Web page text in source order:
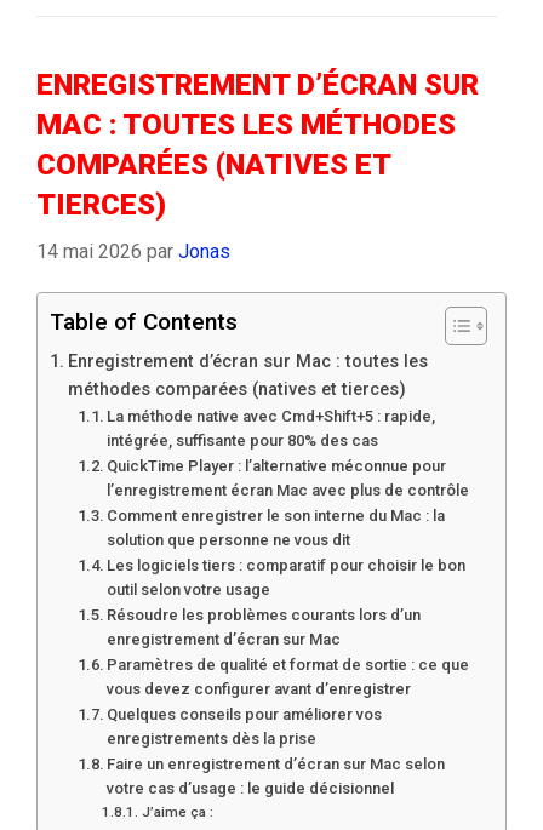
ENREGISTREMENT D’ÉCRAN SUR
MAC : TOUTES LES MÉTHODES
COMPARÉES (NATIVES ET
TIERCES)
14 mai 2026 par Jonas
Table of Contents
Enregistrement d’écran sur Mac : toutes les
méthodes comparées (natives et tierces)
La méthode native avec Cmd+Shift+5 : rapide,
intégrée, suffisante pour 80% des cas
QuickTime Player : l’alternative méconnue pour
l’enregistrement écran Mac avec plus de contrôle
Comment enregistrer le son interne du Mac : la
solution que personne ne vous dit
Les logiciels tiers : comparatif pour choisir le bon
outil selon votre usage
Résoudre les problèmes courants lors d’un
enregistrement d’écran sur Mac
Paramètres de qualité et format de sortie : ce que
vous devez configurer avant d’enregistrer
Quelques conseils pour améliorer vos
enregistrements dès la prise
Faire un enregistrement d’écran sur Mac selon
votre cas d’usage : le guide décisionnel
J’aime ça :